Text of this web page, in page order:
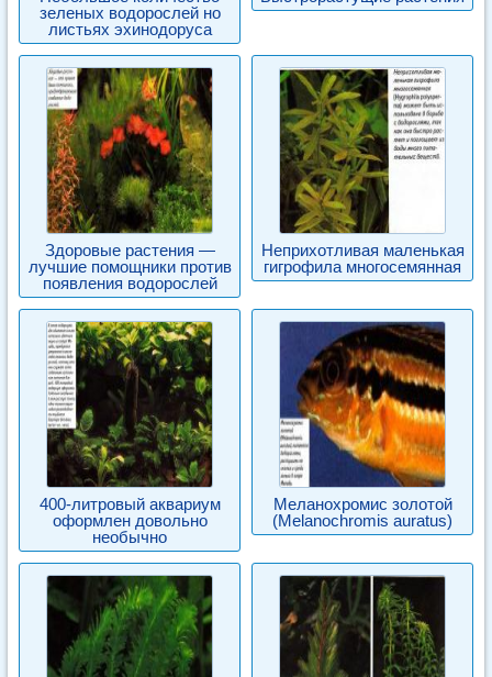
зеленых водорослей но
листьях эхинодоруса
Здоровые растения —
лучшие помощники против
появления водорослей
Неприхотливая маленькая
гигрофила многосемянная
400-литровый аквариум
оформлен довольно
необычно
Меланохромис золотой
(Melanochromis auratus)